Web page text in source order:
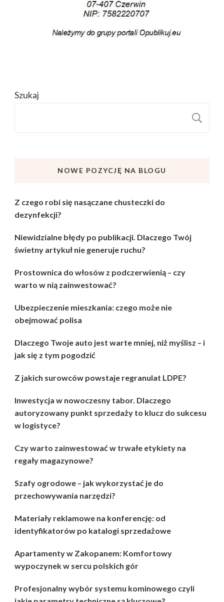
Szukaj
NOWE POZYCJĘ NA BLOGU
Z czego robi się nasączane chusteczki do
dezynfekcji?
Niewidzialne błędy po publikacji. Dlaczego Twój
świetny artykuł nie generuje ruchu?
Prostownica do włosów z podczerwienią – czy
warto w nią zainwestować?
Ubezpieczenie mieszkania: czego może nie
obejmować polisa
Dlaczego Twoje auto jest warte mniej, niż myślisz – i
jak się z tym pogodzić
Z jakich surowców powstaje regranulat LDPE?
Inwestycja w nowoczesny tabor. Dlaczego
autoryzowany punkt sprzedaży to klucz do sukcesu
w logistyce?
Czy warto zainwestować w trwałe etykiety na
regały magazynowe?
Szafy ogrodowe – jak wykorzystać je do
przechowywania narzędzi?
Materiały reklamowe na konferencję: od
identyfikatorów po katalogi sprzedażowe
Apartamenty w Zakopanem: Komfortowy
wypoczynek w sercu polskich gór
Profesjonalny wybór systemu kominowego czyli